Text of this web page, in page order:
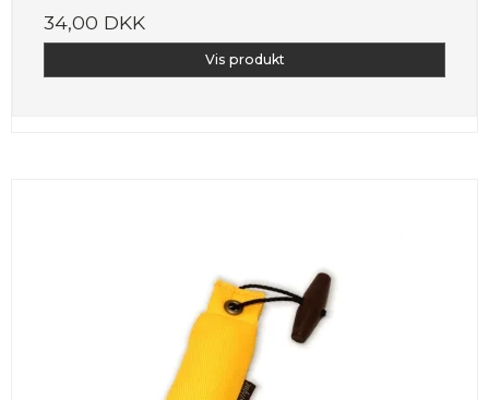
34,00 DKK
Vis produkt